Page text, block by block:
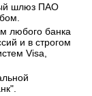
шлюз ПАО
любого банка
и в строгом
Visa,